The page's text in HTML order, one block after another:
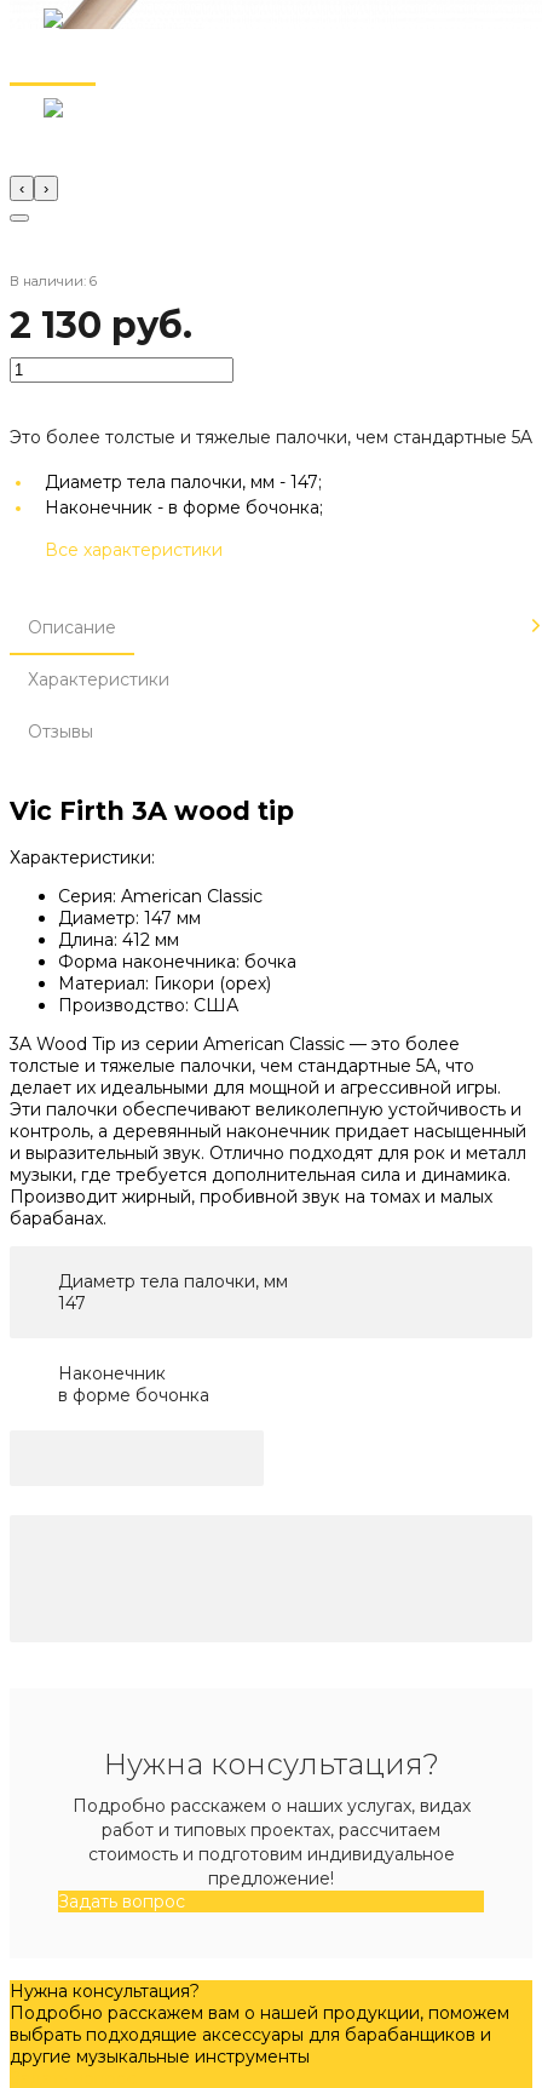
‹ ›
В наличии: 6
2 130 руб.
Это более толстые и тяжелые палочки, чем стандартные 5A
Диаметр тела палочки, мм - 147;
Наконечник - в форме бочонка;
Все характеристики
Описание
Характеристики
Отзывы
Vic Firth 3A wood tip
Характеристики:
Серия: American Classic
Диаметр: 147 мм
Длина: 412 мм
Форма наконечника: бочка
Материал: Гикори (орех)
Производство: США
3A Wood Tip из серии American Classic — это более
толстые и тяжелые палочки, чем стандартные 5A, что
делает их идеальными для мощной и агрессивной игры.
Эти палочки обеспечивают великолепную устойчивость и
контроль, а деревянный наконечник придает насыщенный
и выразительный звук. Отлично подходят для рок и металл
музыки, где требуется дополнительная сила и динамика.
Производит жирный, пробивной звук на томах и малых
барабанах.
Диаметр тела палочки, мм
147
Наконечник
в форме бочонка
Нужна консультация?
Подробно расскажем о наших услугах, видах
работ и типовых проектах, рассчитаем
стоимость и подготовим индивидуальное
предложение!
Задать вопрос
Нужна консультация?
Подробно расскажем вам о нашей продукции, поможем
выбрать подходящие аксессуары для барабанщиков и
другие музыкальные инструменты